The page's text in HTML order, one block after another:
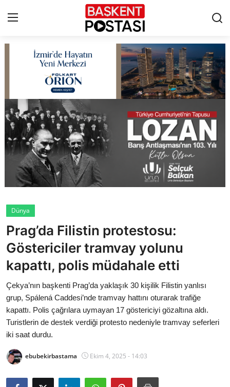
Çerez Politikası
Künye
Ankara
TBMM
Cumhurbaşkanlığı
Bakanlıklar
Siyasi Partiler
Mülki İdare
Toplum ve Yaşam
Kamu Kurumları ve Üst Kurullar
Dünya
Prag’da Filistin protestosu:
Göstericiler tramvay yolunu
kapattı, polis müdahale etti
Çekya’nın başkenti Prag’da yaklaşık 30 kişilik Filistin yanlısı
grup, Spálená Caddesi’nde tramvay hattını oturarak trafiğe
kapattı. Polis çağrılara uymayan 17 göstericiyi gözaltına aldı.
Turistlerin de destek verdiği protesto nedeniyle tramvay seferleri
iki saat durdu.
ebubekirbastama Ekim 4, 2025 - 14:03